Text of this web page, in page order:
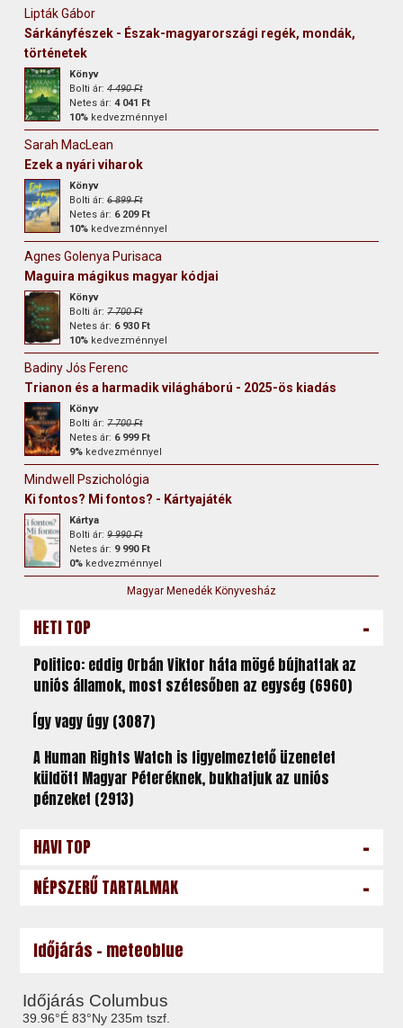
Lipták Gábor
Sárkányfészek - Észak-magyarországi regék, mondák,
történetek
Könyv
Bolti ár:4 490 Ft
Netes ár:4 041 Ft
10% kedvezménnyel
Sarah MacLean
Ezek a nyári viharok
Könyv
Bolti ár:6 899 Ft
Netes ár: 6 209 Ft
10% kedvezménnyel
Agnes Golenya Purisaca
Maguira mágikus magyar kódjai
Könyv
Bolti ár:7 700 Ft
Netes ár: 6 930 Ft
10% kedvezménnyel
Badiny Jós Ferenc
Trianon és a harmadik világháború - 2025-ös kiadás
Könyv
Bolti ár:7 700 Ft
Netes ár: 6 999 Ft
9% kedvezménnyel
Mindwell Pszichológia
Ki fontos? Mi fontos? - Kártyajáték
Kártya
Bolti ár:9 990 Ft
Netes ár: 9 990 Ft
0% kedvezménnyel
Magyar Menedék Könyvesház
HETI TOP -
Politico: eddig Orbán Viktor háta mögé bújhattak az
uniós államok, most szétesőben az egység (6960)
Így vagy úgy (3087)
A Human Rights Watch is figyelmeztető üzenetet
küldött Magyar Péteréknek, bukhatjuk az uniós
pénzeket (2913)
HAVI TOP -
NÉPSZERŰ TARTALMAK -
Időjárás - meteoblue